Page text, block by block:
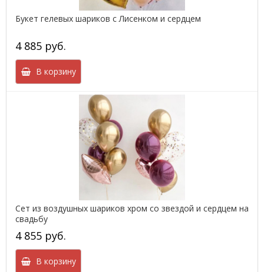
Букет гелевых шариков с Лисенком и сердцем
4 885 руб.
В корзину
Сет из воздушных шариков хром со звездой и сердцем на
свадьбу
4 855 руб.
В корзину